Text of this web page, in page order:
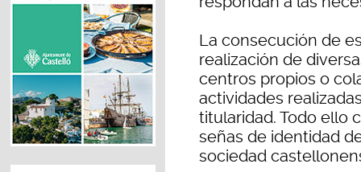
La consecución de
realización de
centros propios o
actividades
titularidad. Todo ello
señas de identidad
sociedad